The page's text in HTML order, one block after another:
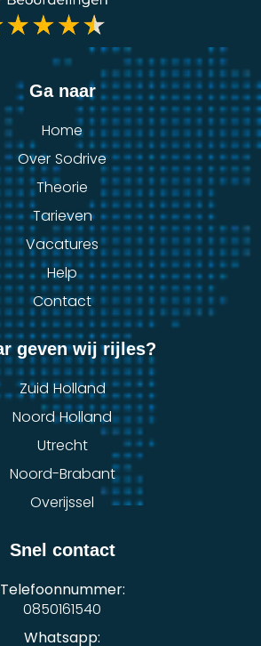
Ga naar
Home
Over Sodrive
Theorie
Tarieven
Vacatures
Help
Contact
geven wij rijles?
Zuid Holland
Noord Holland
Utrecht
Noord-Brabant
Overijssel
Snel contact
Telefoonnummer:
0850161540
Whatsapp: